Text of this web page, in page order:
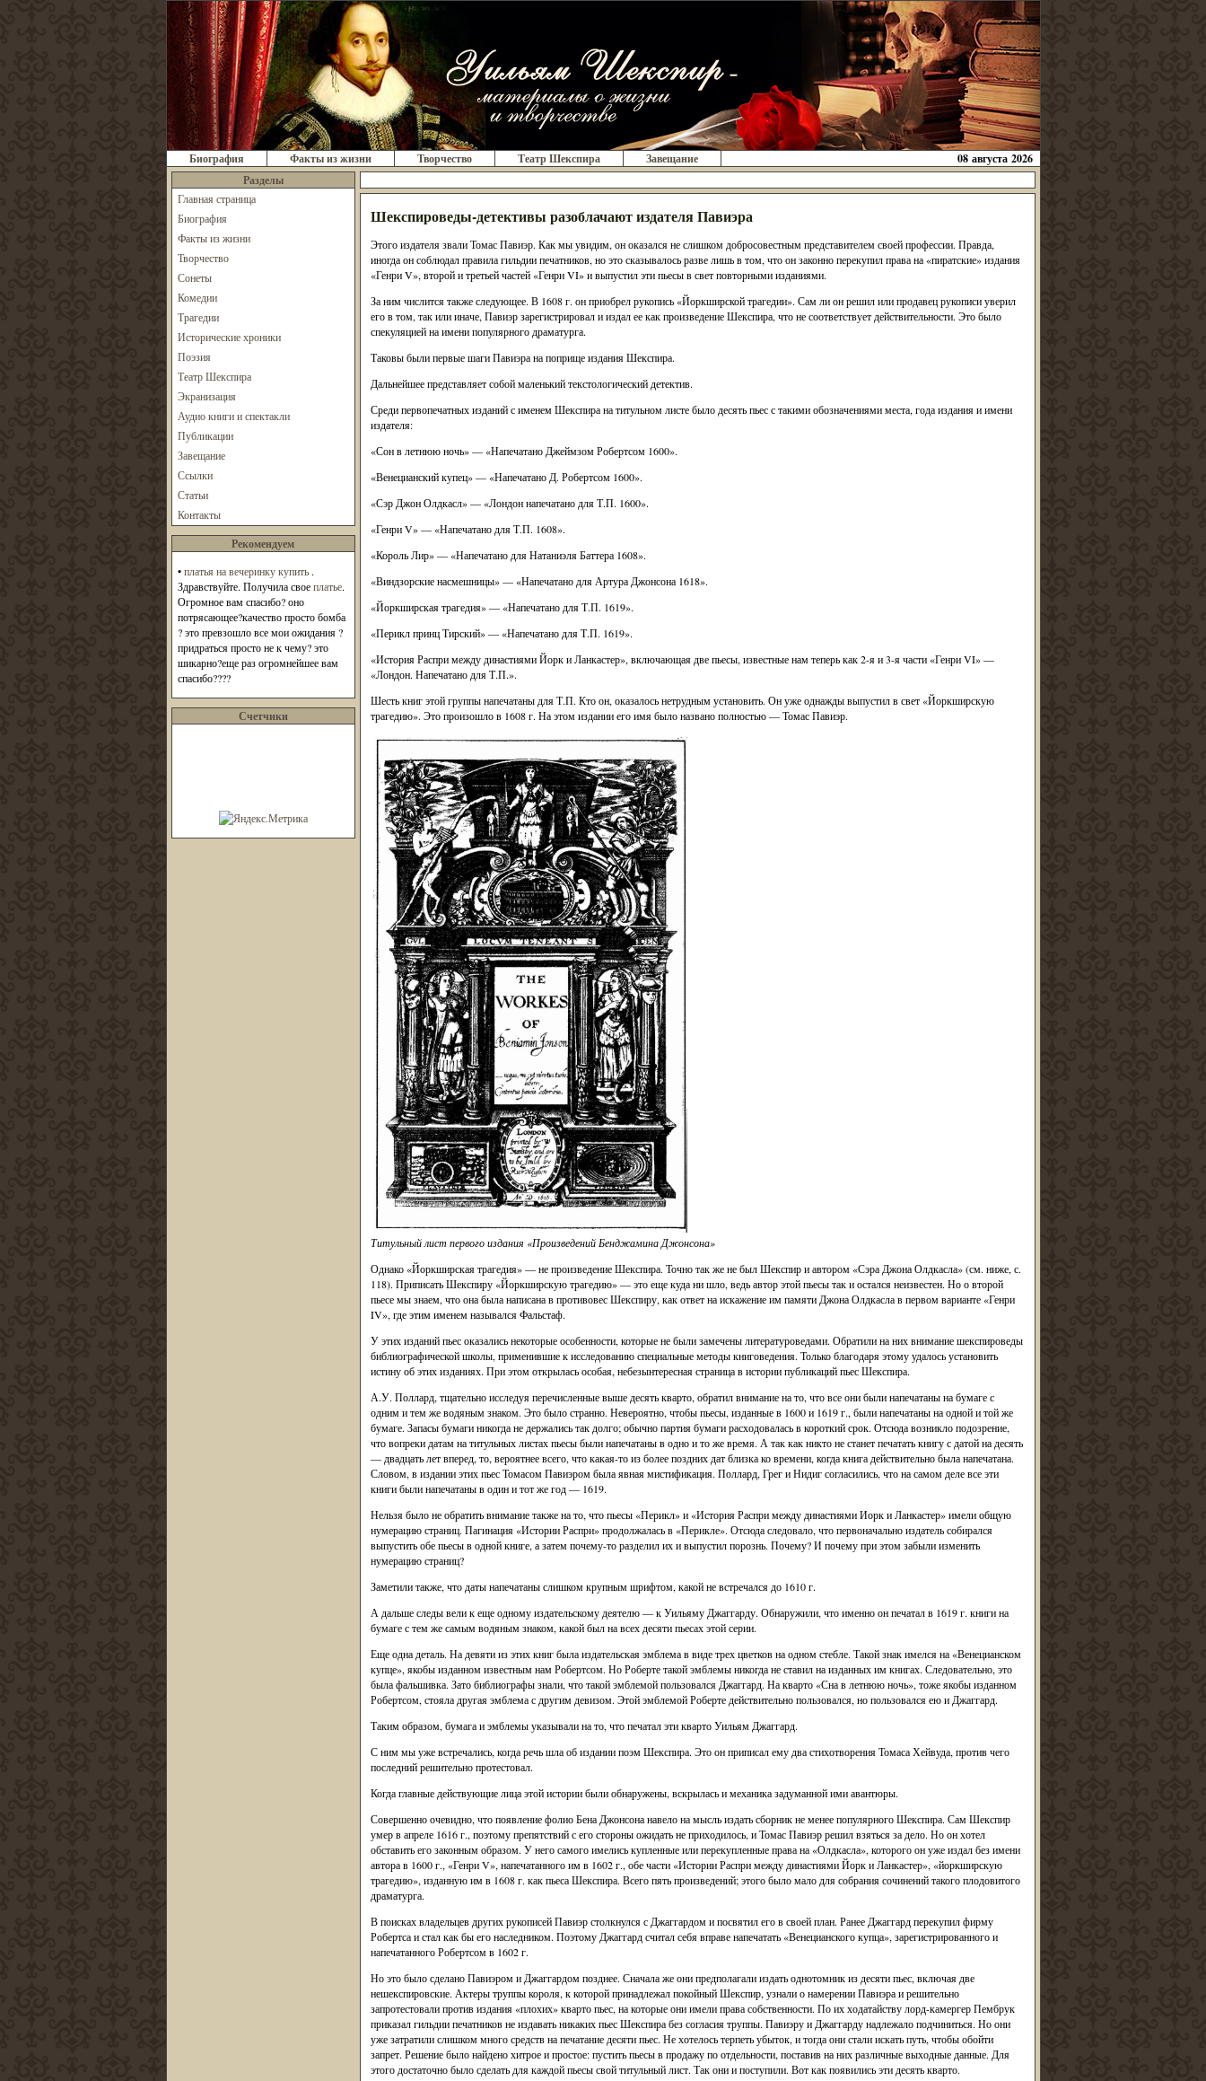
Биография Факты из жизни Творчество Театр Шекспира Завещание
08 августа 2026
Разделы
Главная страница
Биография
Факты из жизни
Творчество
Сонеты
Комедии
Трагедии
Исторические хроники
Поэзия
Театр Шекспира
Экранизация
Аудио книги и спектакли
Публикации
Завещание
Ссылки
Статьи
Контакты
Рекомендуем
•платья на вечеринку купить.
Здравствуйте. Получила своеплатье.
Огромное вам спасибо? оно
потрясающее?качество просто бомба
? это превзошло все мои ожидания ?
придраться просто не к чему? это
шикарно?еще раз огромнейшее вам
спасибо????
Счетчики
Шекспироведы-детективы разоблачают издателя Павиэра
Этого издателя звали Томас Павиэр. Как мы увидим, он оказался не слишком добросовестным представителем своей профессии. Правда,
иногда он соблюдал правила гильдии печатников, но это сказывалось разве лишь в том, что он законно перекупил права на «пиратские» издания
«Генри V», второй и третьей частей «Генри VI» и выпустил эти пьесы в свет повторными изданиями.
За ним числится также следующее. В 1608 г. он приобрел рукопись «Йоркширской трагедии». Сам ли он решил или продавец рукописи уверил
его в том, так или иначе, Павиэр зарегистрировал и издал ее как произведение Шекспира, что не соответствует действительности. Это было
спекуляцией на имени популярного драматурга.
Таковы были первые шаги Павиэра на поприще издания Шекспира.
Дальнейшее представляет собой маленький текстологический детектив.
Среди первопечатных изданий с именем Шекспира на титульном листе было десять пьес с такими обозначениями места, года издания и имени
издателя:
«Сон в летнюю ночь» — «Напечатано Джеймзом Робертсом 1600».
«Венецианский купец» — «Напечатано Д. Робертсом 1600».
«Сэр Джон Олдкасл» — «Лондон напечатано для Т.П. 1600».
«Генри V» — «Напечатано для Т.П. 1608».
«Король Лир» — «Напечатано для Натаниэля Баттера 1608».
«Виндзорские насмешницы» — «Напечатано для Артура Джонсона 1618».
«Йоркширская трагедия» — «Напечатано для Т.П. 1619».
«Перикл принц Тирский» — «Напечатано для Т.П. 1619».
«История Распри между династиями Йорк и Ланкастер», включающая две пьесы, известные нам теперь как 2-я и 3-я части «Генри VI» —
«Лондон. Напечатано для Т.П.».
Шесть книг этой группы напечатаны для Т.П. Кто он, оказалось нетрудным установить. Он уже однажды выпустил в свет «Йоркширскую
трагедию». Это произошло в 1608 г. На этом издании его имя было названо полностью — Томас Павиэр.
Титульный лист первого издания «Произведений Бенджамина Джонсона»
Однако «Йоркширская трагедия» — не произведение Шекспира. Точно так же не был Шекспир и автором «Сэра Джона Олдкасла» (см. ниже, с.
118). Приписать Шекспиру «Йоркширскую трагедию» — это еще куда ни шло, ведь автор этой пьесы так и остался неизвестен. Но о второй
пьесе мы знаем, что она была написана в противовес Шекспиру, как ответ на искажение им памяти Джона Олдкасла в первом варианте «Генри
IV», где этим именем назывался Фальстаф.
У этих изданий пьес оказались некоторые особенности, которые не были замечены литературоведами. Обратили на них внимание шекспироведы
библиографической школы, применившие к исследованию специальные методы книговедения. Только благодаря этому удалось установить
истину об этих изданиях. При этом открылась особая, небезынтересная страница в истории публикаций пьес Шекспира.
А.У. Поллард, тщательно исследуя перечисленные выше десять кварто, обратил внимание на то, что все они были напечатаны на бумаге с
одним и тем же водяным знаком. Это было странно. Невероятно, чтобы пьесы, изданные в 1600 и 1619 г., были напечатаны на одной и той же
бумаге. Запасы бумаги никогда не держались так долго; обычно партия бумаги расходовалась в короткий срок. Отсюда возникло подозрение,
что вопреки датам на титульных листах пьесы были напечатаны в одно и то же время. А так как никто не станет печатать книгу с датой на десять
— двадцать лет вперед, то, вероятнее всего, что какая-то из более поздних дат близка ко времени, когда книга действительно была напечатана.
Словом, в издании этих пьес Томасом Павиэром была явная мистификация. Поллард, Грег и Нидиг согласились, что на самом деле все эти
книги были напечатаны в один и тот же год — 1619.
Нельзя было не обратить внимание также на то, что пьесы «Перикл» и «История Распри между династиями Иорк и Ланкастер» имели общую
нумерацию страниц. Пагинация «Истории Распри» продолжалась в «Перикле». Отсюда следовало, что первоначально издатель собирался
выпустить обе пьесы в одной книге, а затем почему-то разделил их и выпустил порознь. Почему? И почему при этом забыли изменить
нумерацию страниц?
Заметили также, что даты напечатаны слишком крупным шрифтом, какой не встречался до 1610 г.
А дальше следы вели к еще одному издательскому деятелю — к Уильяму Джаггарду. Обнаружили, что именно он печатал в 1619 г. книги на
бумаге с тем же самым водяным знаком, какой был на всех десяти пьесах этой серии.
Еще одна деталь. На девяти из этих книг была издательская эмблема в виде трех цветков на одном стебле. Такой знак имелся на «Венецианском
купце», якобы изданном известным нам Робертсом. Но Роберте такой эмблемы никогда не ставил на изданных им книгах. Следовательно, это
была фальшивка. Зато библиографы знали, что такой эмблемой пользовался Джаггард. На кварто «Сна в летнюю ночь», тоже якобы изданном
Робертсом, стояла другая эмблема с другим девизом. Этой эмблемой Роберте действительно пользовался, но пользовался ею и Джаггард.
Таким образом, бумага и эмблемы указывали на то, что печатал эти кварто Уильям Джаггард.
С ним мы уже встречались, когда речь шла об издании поэм Шекспира. Это он приписал ему два стихотворения Томаса Хейвуда, против чего
последний решительно протестовал.
Когда главные действующие лица этой истории были обнаружены, вскрылась и механика задуманной ими авантюры.
Совершенно очевидно, что появление фолио Бена Джонсона навело на мысль издать сборник не менее популярного Шекспира. Сам Шекспир
умер в апреле 1616 г., поэтому препятствий с его стороны ожидать не приходилось, и Томас Павиэр решил взяться за дело. Но он хотел
обставить его законным образом. У него самого имелись купленные или перекупленные права на «Олдкасла», которого он уже издал без имени
автора в 1600 г., «Генри V», напечатанного им в 1602 г., обе части «Истории Распри между династиями Йорк и Ланкастер», «йоркширскую
трагедию», изданную им в 1608 г. как пьеса Шекспира. Всего пять произведений; этого было мало для собрания сочинений такого плодовитого
драматурга.
В поисках владельцев других рукописей Павиэр столкнулся с Джаггардом и посвятил его в своей план. Ранее Джаггард перекупил фирму
Робертса и стал как бы его наследником. Поэтому Джаггард считал себя вправе напечатать «Венецианского купца», зарегистрированного и
напечатанного Робертсом в 1602 г.
Но это было сделано Павиэром и Джаггардом позднее. Сначала же они предполагали издать однотомник из десяти пьес, включая две
нешекспировские. Актеры труппы короля, к которой принадлежал покойный Шекспир, узнали о намерении Павиэра и решительно
запротестовали против издания «плохих» кварто пьес, на которые они имели права собственности. По их ходатайству лорд-камергер Пембрук
приказал гильдии печатников не издавать никаких пьес Шекспира без согласия труппы. Павиэру и Джаггарду надлежало подчиниться. Но они
уже затратили слишком много средств на печатание десяти пьес. Не хотелось терпеть убыток, и тогда они стали искать путь, чтобы обойти
запрет. Решение было найдено хитрое и простое: пустить пьесы в продажу по отдельности, поставив на них различные выходные данные. Для
этого достаточно было сделать для каждой пьесы свой титульный лист. Так они и поступили. Вот как появились эти десять кварто.